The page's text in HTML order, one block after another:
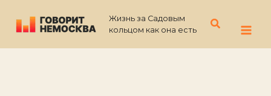
содержимому
Жизнь за Садовым
кольцом как она есть
Поиск